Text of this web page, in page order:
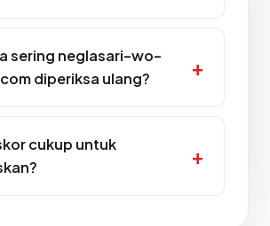
sering neglasari-wo-
diperiksa ulang?
cukup untuk